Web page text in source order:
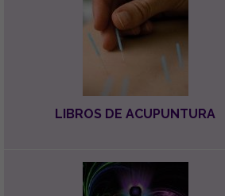
LIBROS DE ACUPUNTURA